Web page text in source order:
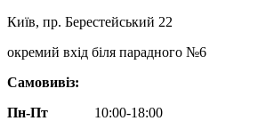
Київ, пр. Берестейський 22
окремий вхід біля парадного №6
Самовивіз:
Пн-Пт
10:00-18:00